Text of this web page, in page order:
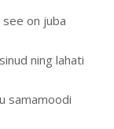
see on juba
ning lahati
samamoodi